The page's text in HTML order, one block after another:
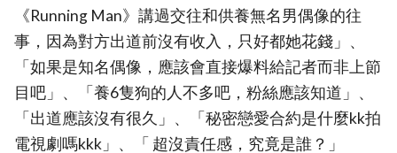
《Running Man》講過交往和供養無名男偶像的往
事，因為對方出道前沒有收入，只好都她花錢」、
「如果是知名偶像，應該會直接爆料給記者而非上節
目吧」、「養6隻狗的人不多吧，粉絲應該知道」、
「出道應該沒有很久」、「秘密戀愛合約是什麼kk拍
電視劇嗎kkk」、「 超沒責任感，究竟是誰？」